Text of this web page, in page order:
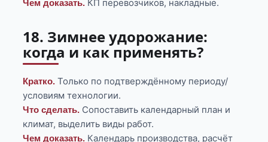
Чем доказать. КП перевозчиков, накладные.
18. Зимнее удорожание:
когда и как применять?
Кратко. Только по подтверждённому периоду/
условиям технологии.
Что сделать. Сопоставить календарный план и
климат, выделить виды работ.
Чем доказать. Календарь производства, расчёт